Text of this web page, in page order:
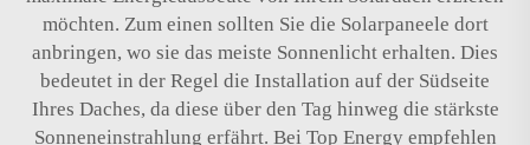
möchten. Zum einen sollten Sie die Solarpaneele dort
anbringen, wo sie das meiste Sonnenlicht erhalten. Dies
bedeutet in der Regel die Installation auf der Südseite
Ihres Daches, da diese über den Tag hinweg die stärkste
Sonneneinstrahlung erfährt. Bei Top Energy empfehlen